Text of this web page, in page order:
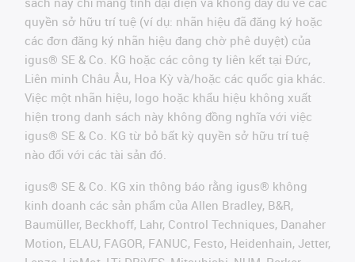
quyền sở hữu trí tuệ (ví dụ: nhãn hiệu đã đăng ký hoặc
các đơn đăng ký nhãn hiệu đang chờ phê duyệt) của
igus® SE & Co. KG hoặc các công ty liên kết tại Đức,
Liên minh Châu Âu, Hoa Kỳ và/hoặc các quốc gia khác.
Việc một nhãn hiệu, logo hoặc khẩu hiệu không xuất
hiện trong danh sách này không đồng nghĩa với việc
igus® SE & Co. KG từ bỏ bất kỳ quyền sở hữu trí tuệ
nào đối với các tài sản đó.
igus® SE & Co. KG xin thông báo rằng igus® không
kinh doanh các sản phẩm của Allen Bradley, B&R,
Baumüller, Beckhoff, Lahr, Control Techniques, Danaher
Motion, ELAU, FAGOR, FANUC, Festo, Heidenhain, Jetter,